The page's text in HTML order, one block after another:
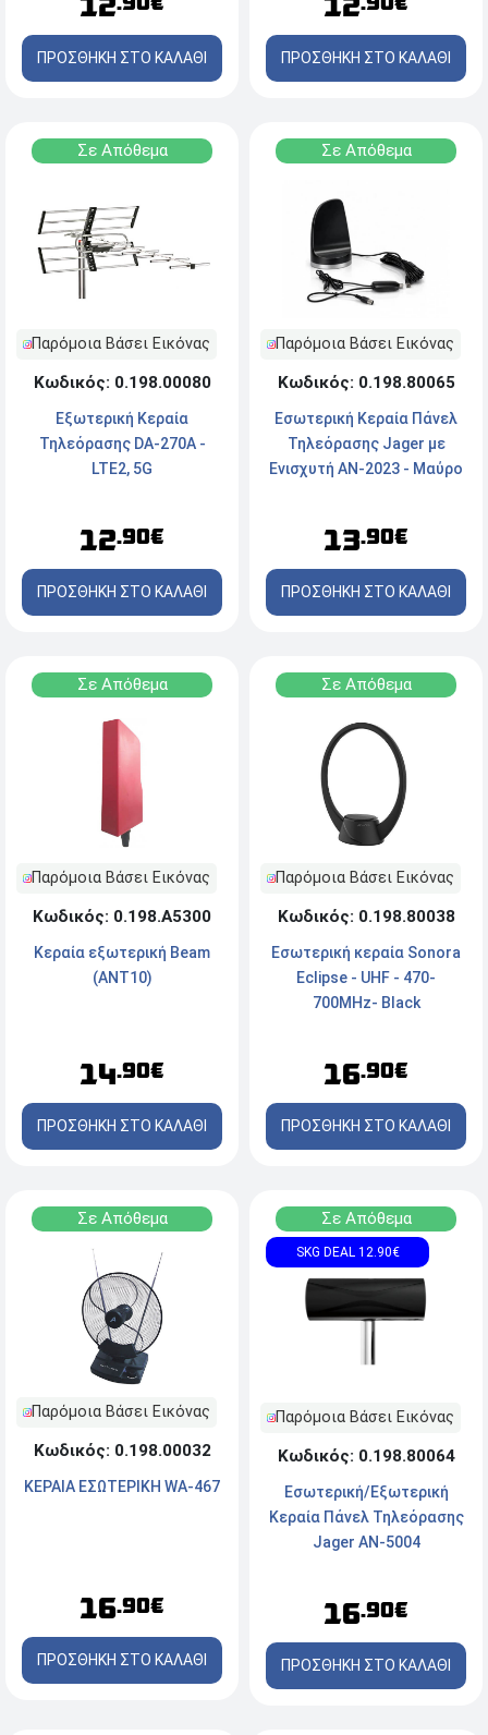
12
ΠΡΟΣΘΗΚΗ ΣΤΟ ΚΑΛΑΘΙ
12
ΠΡΟΣΘΗΚΗ ΣΤΟ ΚΑΛΑΘΙ
Σε Απόθεμα
Παρόμοια Βάσει Εικόνας
Κωδικός: 0.198.00080
Εξωτερική Κεραία
Τηλεόρασης DA-270A -
LTE2, 5G
12.90€
ΠΡΟΣΘΗΚΗ ΣΤΟ ΚΑΛΑΘΙ
Σε Απόθεμα
Παρόμοια Βάσει Εικόνας
Κωδικός: 0.198.80065
Εσωτερική Κεραία Πάνελ
Τηλεόρασης Jager με
Ενισχυτή AN-2023 - Μαύρο
13.90€
ΠΡΟΣΘΗΚΗ ΣΤΟ ΚΑΛΑΘΙ
Σε Απόθεμα
Παρόμοια Βάσει Εικόνας
Κωδικός: 0.198.Α5300
Κεραία εξωτερική Beam
(ANT10)
14.90€
ΠΡΟΣΘΗΚΗ ΣΤΟ ΚΑΛΑΘΙ
Σε Απόθεμα
Παρόμοια Βάσει Εικόνας
Κωδικός: 0.198.80038
Εσωτερική κεραία Sonora
Eclipse - UHF - 470-
700MHz- Black
16.90€
ΠΡΟΣΘΗΚΗ ΣΤΟ ΚΑΛΑΘΙ
Σε Απόθεμα
Παρόμοια Βάσει Εικόνας
Κωδικός: 0.198.00032
KEPAIA ΕΣΩΤΕΡΙΚΗ WA-467
16.90€
ΠΡΟΣΘΗΚΗ ΣΤΟ ΚΑΛΑΘΙ
Σε Απόθεμα
SKG DEAL 12.90€
Παρόμοια Βάσει Εικόνας
Κωδικός: 0.198.80064
Εσωτερική/Εξωτερική
Κεραία Πάνελ Τηλεόρασης
Jager AN-5004
16.90€
ΠΡΟΣΘΗΚΗ ΣΤΟ ΚΑΛΑΘΙ